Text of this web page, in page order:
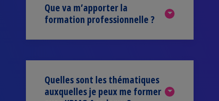
Que va m’apporter la
formation professionnelle ?
Quelles sont les thématiques
auxquelles je peux me former